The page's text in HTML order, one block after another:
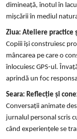
dimineață, înotul în
mișcării în mediul
Ziua: Ateliere practice
Copiii își construiesc
mâncarea pe care o
înlocuiesc GPS-ul.
aprindă un foc
Seara: Reflecție și
Conversații animate
jurnalul personal scris
când experiențele se